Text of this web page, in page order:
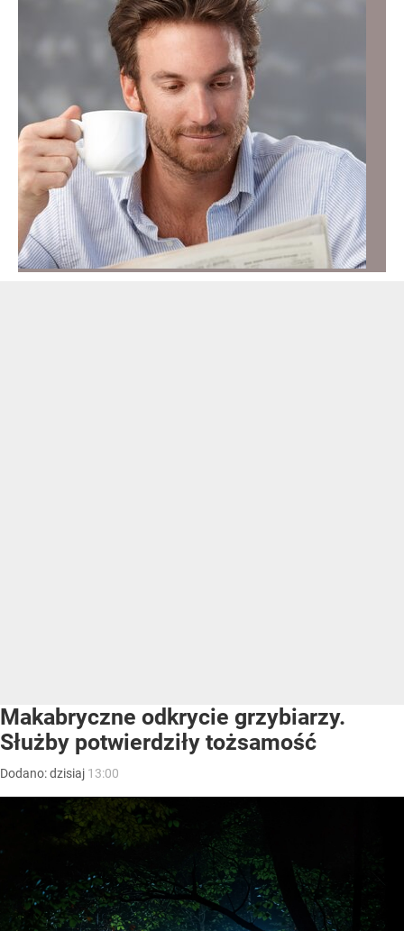
Makabryczne odkrycie grzybiarzy.
Służby potwierdziły tożsamość
Dodano:dzisiaj 13:00